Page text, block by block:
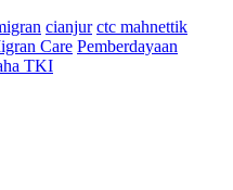
cianjur ctc mahnettik
Care Pemberdayaan
TKI